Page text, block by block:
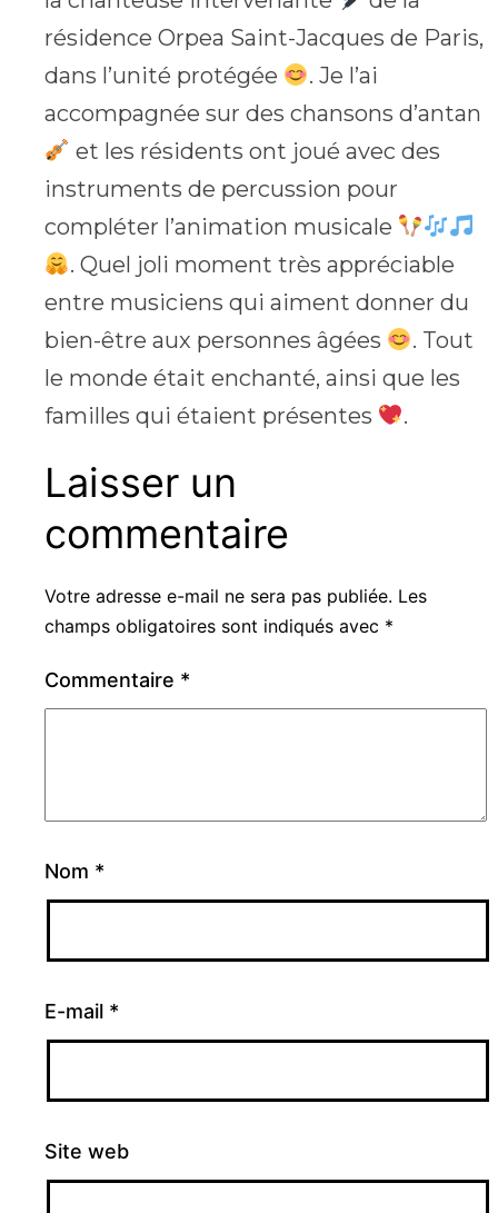
résidence Orpea Saint-Jacques de Paris,
dans l’unité protégée
. Je l’ai
accompagnée sur des chansons d’antan
et les résidents ont joué avec des
instruments de percussion pour
compléter l’animation musicale
. Quel joli moment très appréciable
entre musiciens qui aiment donner du
bien-être aux personnes âgées
. Tout
le monde était enchanté, ainsi que les
familles qui étaient présentes
.
Laisser un
commentaire
Votre adresse e-mail ne sera pas publiée. Les
champs obligatoires sont indiqués avec *
Commentaire *
Nom *
E-mail *
Site web